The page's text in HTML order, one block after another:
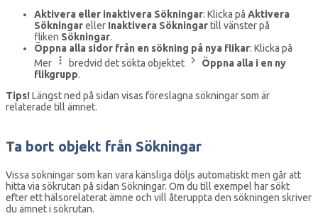
Aktivera eller inaktivera Sökningar: Klicka på Aktivera
Sökningareller Inaktivera Sökningartill vänster på
fliken Sökningar.
Öppna alla sidor från en sökning på nya flikar: Klicka på
Mer
bredvid det sökta objektet
Öppna alla i en ny
flikgrupp.
Tips! Längst ned på sidan visas föreslagna sökningar som är
relaterade till ämnet.
Ta bort objekt från Sökningar
Vissa sökningar som kan vara känsliga döljs automatiskt men går att
hitta via sökrutan på sidan Sökningar. Om du till exempel har sökt
efter ett hälsorelaterat ämne och vill återuppta den sökningen skriver
du ämnet i sökrutan.